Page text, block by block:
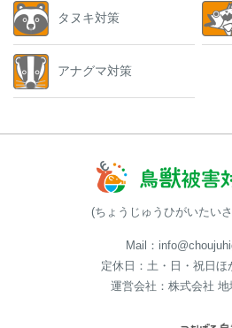
タヌキ対策
アナグマ対策
(ちょうじゅうひがいたい
Mail：
定休日：土・日・祝日ほ
運営会社：株式会社